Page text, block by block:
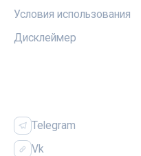
Условия использования
Дисклеймер
Telegram
Vk